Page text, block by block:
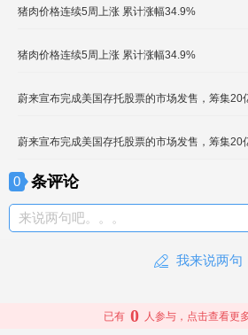
猪肉价格连续5周上涨 累计涨幅34.9%
猪肉价格连续5周上涨 累计涨幅34.9%
蔚来宣布完成美国存托股票的市场发售，筹集20
蔚来宣布完成美国存托股票的市场发售，筹集20
0 条评论
来说两句吧。。。
我来说两句
已有 0 人参与，点击查看更